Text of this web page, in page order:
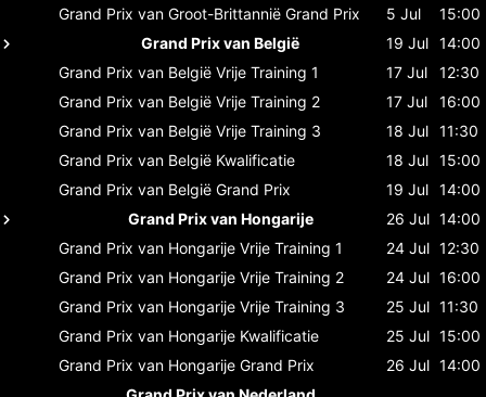
Grand Prix van Groot-Brittannië Grand Prix 5 Jul
15:00
Grand Prix van België
19 Jul 14:00
Grand Prix van België Vrije Training 1 17 Jul
12:30
Grand Prix van België Vrije Training 2 17 Jul
16:00
Grand Prix van België Vrije Training 3 18 Jul 11:30
Grand Prix van België Kwalificatie 18 Jul 15:00
Grand Prix van België Grand Prix 19 Jul 14:00
Grand Prix van Hongarije
26 Jul 14:00
Grand Prix van Hongarije Vrije Training 1 24 Jul 12:30
Grand Prix van Hongarije Vrije Training 2 24 Jul 16:00
Grand Prix van Hongarije Vrije Training 3 25 Jul 11:30
Grand Prix van Hongarije Kwalificatie 25 Jul 15:00
Grand Prix van Hongarije Grand Prix 26 Jul 14:00